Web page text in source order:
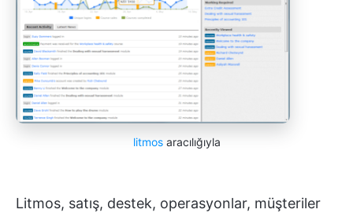
litmosaracılığıyla
Litmos, satış, destek, operasyonlar, müşteriler